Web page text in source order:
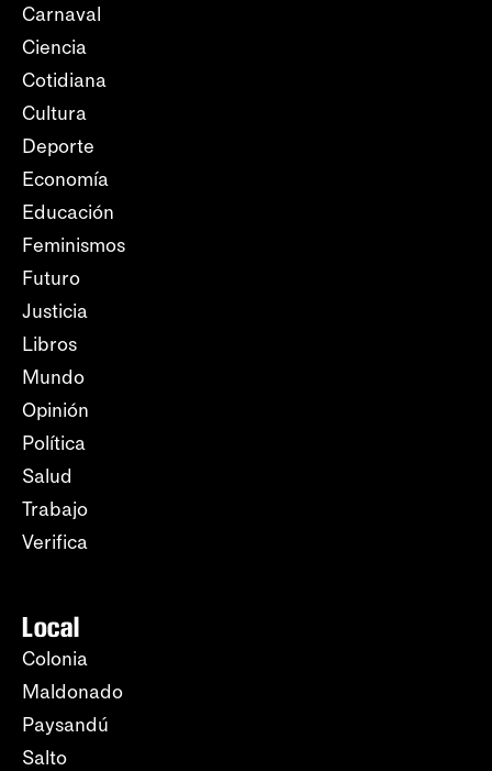
Carnaval
Ciencia
Cotidiana
Cultura
Deporte
Economía
Educación
Feminismos
Futuro
Justicia
Libros
Mundo
Opinión
Política
Salud
Trabajo
Verifica
Local
Colonia
Maldonado
Paysandú
Salto